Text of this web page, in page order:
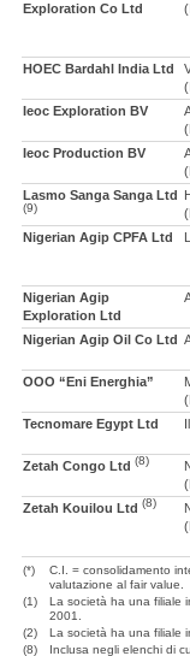
(*)
C.I. = consolidamento
valutazione al fair value.
(1)
La società ha una filiale
2001.
(2)
La società ha una filiale
(8)
Inclusa negli elenchi di
Exploration Co Ltd
HOEC Bardahl India Ltd
Ieoc Exploration BV
Ieoc Production BV
Lasmo Sanga Sanga Ltd
(9)
Nigerian Agip CPFA Ltd
Nigerian Agip
Exploration Ltd
Nigerian Agip Oil Co Ltd
OOO “Eni Energhia”
Tecnomare Egypt Ltd
Zetah Congo Ltd (8)
Zetah Kouilou Ltd (8)